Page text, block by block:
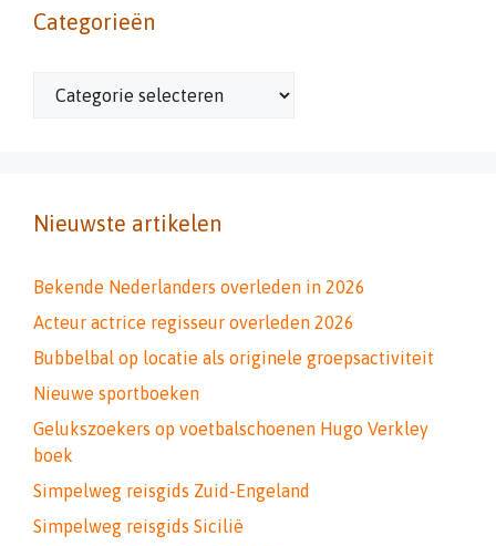
Categorieën
Categorieën
Nieuwste artikelen
Bekende Nederlanders overleden in 2026
Acteur actrice regisseur overleden 2026
Bubbelbal op locatie als originele groepsactiviteit
Nieuwe sportboeken
Gelukszoekers op voetbalschoenen Hugo Verkley
boek
Simpelweg reisgids Zuid-Engeland
Simpelweg reisgids Sicilië